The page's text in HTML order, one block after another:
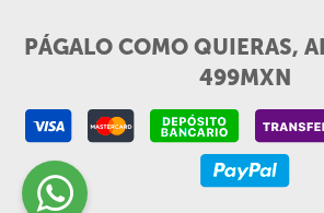
PÁGALO COMO QUIERAS,
499MXN